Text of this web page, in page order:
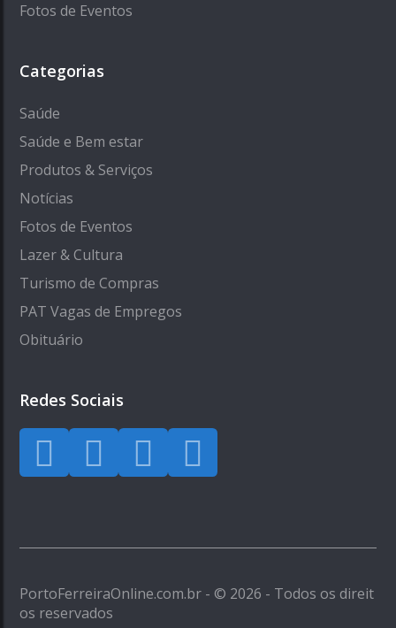
Fotos de Eventos
Categorias
Saúde
Saúde e Bem estar
Produtos & Serviços
Notícias
Fotos de Eventos
Lazer & Cultura
Turismo de Compras
PAT Vagas de Empregos
Obituário
Redes Sociais
PortoFerreiraOnline.com.br - © 2026 - Todos os direit
os reservados